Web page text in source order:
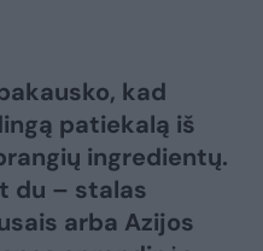
kad
patiekalą iš
ingredientų.
du – stalas
arba Azijos